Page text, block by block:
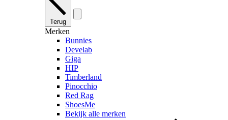
Terug
Merken
Bunnies
Develab
Giga
HIP
Timberland
Pinocchio
Red Rag
ShoesMe
Bekijk alle merken